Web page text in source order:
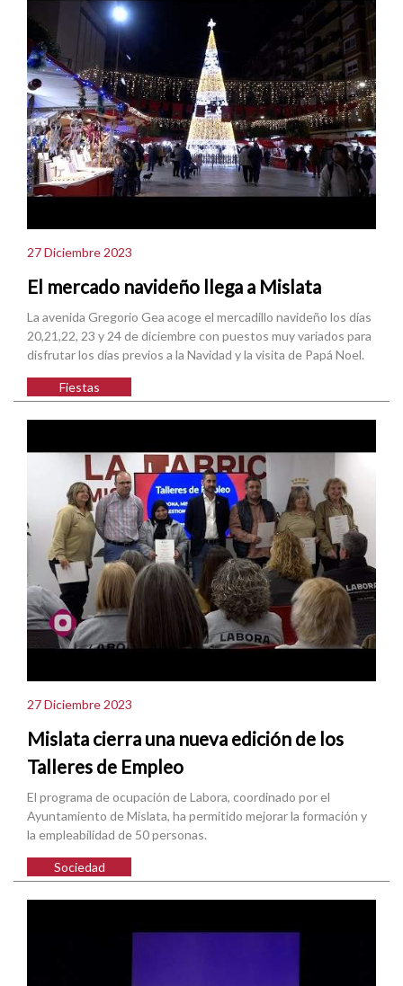
27 Diciembre 2023
El mercado navideño llega a Mislata
La avenida Gregorio Gea acoge el mercadillo navideño los días
20,21,22, 23 y 24 de diciembre con puestos muy variados para
disfrutar los días previos a la Navidad y la visita de Papá Noel.
Fiestas
27 Diciembre 2023
Mislata cierra una nueva edición de los
Talleres de Empleo
El programa de ocupación de Labora, coordinado por el
Ayuntamiento de Mislata, ha permitido mejorar la formación y
la empleabilidad de 50 personas.
Sociedad